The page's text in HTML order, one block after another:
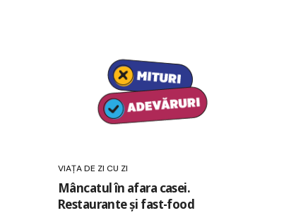
VIAȚA DE ZI CU ZI
Mâncatul în afara casei.
Restaurante și fast-food